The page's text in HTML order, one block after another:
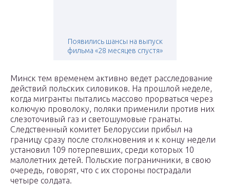
Появились шансы на выпуск
фильма «28 месяцев спустя»
Минск тем временем активно ведет расследование
действий польских силовиков. На прошлой неделе,
когда мигранты пытались массово прорваться через
колючую проволоку, поляки применили против них
слезоточивый газ и светошумовые гранаты.
Следственный комитет Белоруссии прибыл на
границу сразу после столкновения и к концу недели
установил 109 потерпевших, среди которых 10
малолетних детей. Польские пограничники, в свою
очередь, говорят, что с их стороны пострадали
четыре солдата.